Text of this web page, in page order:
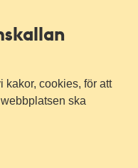
kakor, cookies, för att
ska